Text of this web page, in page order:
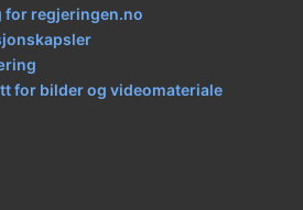
regjeringen.no
for bilder og videomateriale